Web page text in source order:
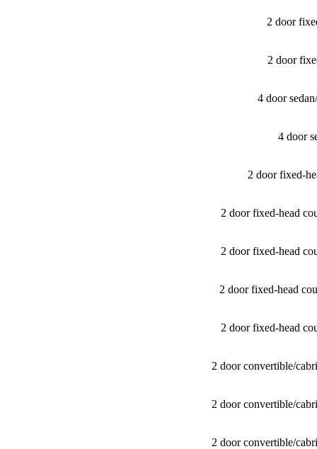
2 door
2 door
4 door
4 door
2 door fixed-
2 door fixed-head
2 door fixed-head
2 door fixed-head
2 door fixed-head
2 door convertible/​
2 door convertible/​
2 door convertible/​